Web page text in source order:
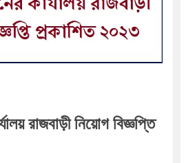
রাজবাড়ীনিয়োগ বিজ্ঞপ্তি